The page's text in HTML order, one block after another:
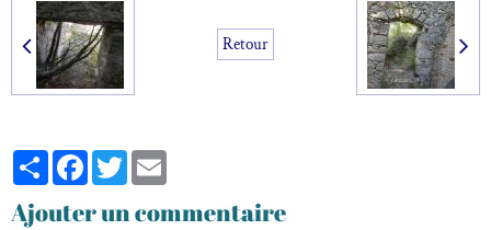
Retour
PartagerFacebook
Twitter
Ajouter un commentaire